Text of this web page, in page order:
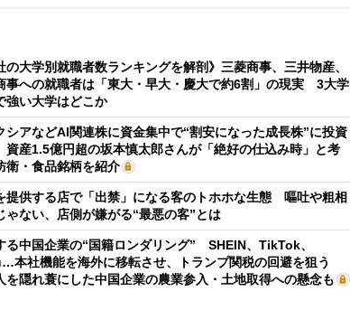
の大学別就職者数ランキングを解剖》三菱商事、三井物産、
事への就職者は「東大・早大・慶大で約6割」の現実 3大学
強い大学はどこか
シアなどAI関連株に資金集中で“割安になった成長株”に投資
産1.5億円超の坂本慎太郎さんが「絶好の仕込み時」と考
衛・食品銘柄を紹介
提供する店で「出禁」になる客のトホホな生態 嘔吐や粗相
ゃない、店側が嫌がる“最悪の客”とは
る中国企業の“国籍ロンダリング” SHEIN、TikTok、
本社機能を海外に移転させ、トランプ関税の回避を狙う
を隠れ蓑にした中国企業の農業参入・土地取得への懸念も